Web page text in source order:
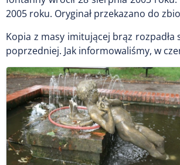
2005 roku. Oryginał przekazano do
Kopia z masy imitującej brąz rozpadła
poprzedniej. Jak informowaliśmy, w